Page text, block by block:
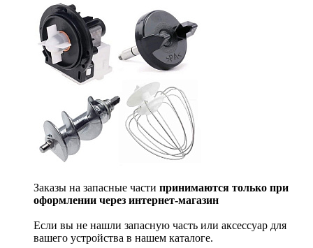
Заказы на запасные части принимаются только при
оформлении через интернет-магазин
Если вы не нашли запасную часть или аксессуар для
вашего устройства в нашем каталоге.